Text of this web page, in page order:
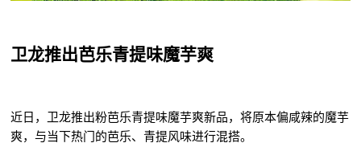
卫龙推出芭乐青提味魔芋爽
近日，卫龙推出粉芭乐青提味魔芋爽新品，将原本偏咸辣的魔芋
爽，与当下热门的芭乐、青提风味进行混搭。